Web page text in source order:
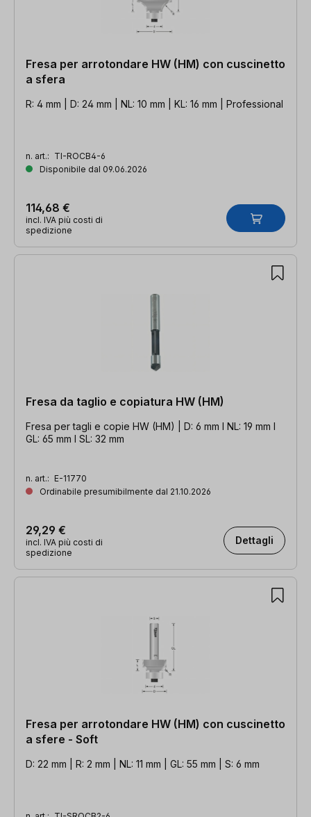
Fresa per arrotondare HW (HM) con cuscinetto
a sfera
R: 4 mm | D: 24 mm | NL: 10 mm | KL: 16 mm | Professional
n. art.: TI-ROCB4-6
Disponibile dal 09.06.2026
114,68 €
incl. IVA più costi di
spedizione
Fresa da taglio e copiatura HW (HM)
Fresa per tagli e copie HW (HM) | D: 6 mm l NL: 19 mm l
GL: 65 mm l SL: 32 mm
n. art.: E-11770
Ordinabile presumibilmente dal 21.10.2026
29,29 €
incl. IVA più costi di
spedizione
Dettagli
Fresa per arrotondare HW (HM) con cuscinetto
a sfere - Soft
D: 22 mm | R: 2 mm | NL: 11 mm | GL: 55 mm | S: 6 mm